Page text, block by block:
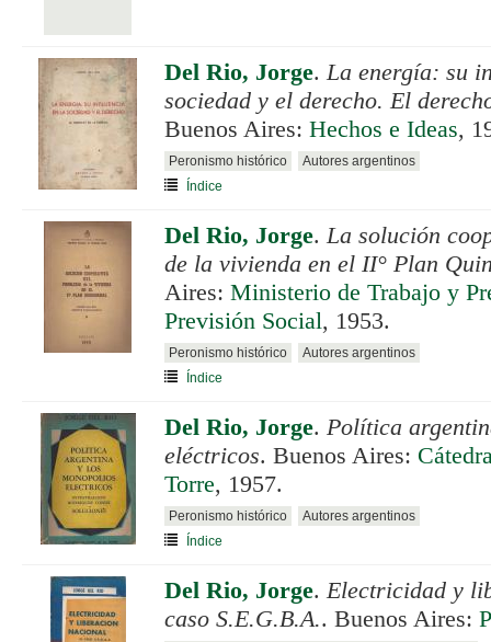
Del Rio, Jorge.La energía: su
sociedad y el derecho. El
Buenos Aires: Hechos e Ideas,
Peronismo histórico
Autores argentinos
Índice
Del Rio, Jorge.La solución
de la vivienda en el II° Plan
Aires: Ministerio de Trabajo y
Previsión Social, 1953.
Peronismo histórico
Autores argentinos
Índice
Del Rio, Jorge. Política
eléctricos. Buenos Aires:
Torre, 1957.
Peronismo histórico
Autores argentinos
Índice
Del Rio, Jorge.Electricidad y
caso S.E.G.B.A.. Buenos Aires: